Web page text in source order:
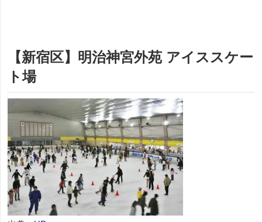
【新宿区】明治神宮外苑 アイススケー
ト場